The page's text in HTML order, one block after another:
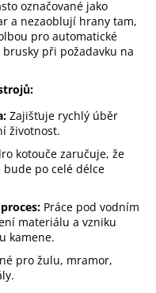
označované jako
a nezaoblují hrany tam,
pro automatické
při požadavku na
Zajišťuje rychlý úběr
životnost.
kotouče zaručuje, že
po celé délce
Práce pod vodním
materiálu a vzniku
kamene.
pro žulu, mramor,